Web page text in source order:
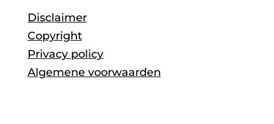
Disclaimer
Copyright
Privacy policy
Algemene voorwaarden